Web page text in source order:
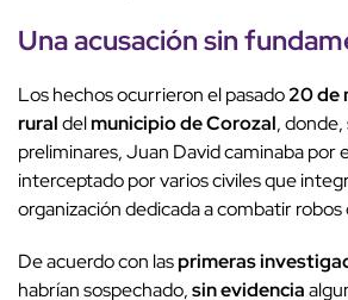
Una acusación sin
Los hechos ocurrieron el pasado20 de
ruraldelmunicipio de Corozal,
preliminares, Juan David caminaba por
interceptado por varios civiles que
organización dedicada a combatir
De acuerdo con lasprimeras
habrían sospechado,sin evidencia